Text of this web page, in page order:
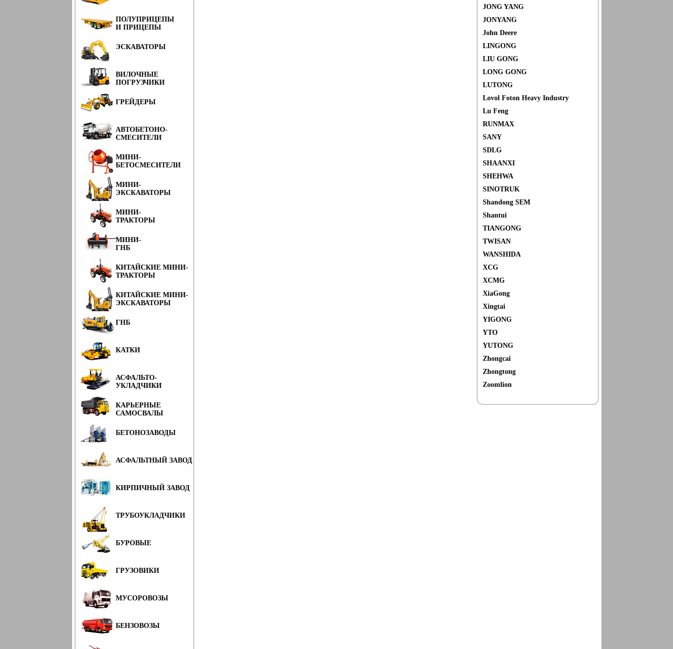
ПОЛУПРИЦЕПЫ
И ПРИЦЕПЫ
ЭСКАВАТОРЫ
ВИЛОЧНЫЕ
ПОГРУЗЧИКИ
ГРЕЙДЕРЫ
АВТОБЕТОНО-
СМЕСИТЕЛИ
МИНИ-
БЕТОСМЕСИТЕЛИ
МИНИ-
ЭКСКАВАТОРЫ
МИНИ-
ТРАКТОРЫ
МИНИ-
ГНБ
КИТАЙСКИЕ МИНИ-
ТРАКТОРЫ
КИТАЙСКИЕ МИНИ-
ЭКСКАВАТОРЫ
ГНБ
КАТКИ
АСФАЛЬТО-
УКЛАДЧИКИ
КАРЬЕРНЫЕ
САМОСВАЛЫ
БЕТОНОЗАВОДЫ
АСФАЛЬТНЫЙ ЗАВОД
КИРПИЧНЫЙ ЗАВОД
ТРУБОУКЛАДЧИКИ
БУРОВЫЕ
ГРУЗОВИКИ
МУСОРОВОЗЫ
БЕНЗОВОЗЫ
JONG YANG
JONYANG
John Deere
LINGONG
LIU GONG
LONG GONG
LUTONG
Lovol Foton Heavy Industry
Lu Feng
RUNMAX
SANY
SDLG
SHAANXI
SHEHWA
SINOTRUK
Shandong SEM
Shantui
TIANGONG
TWISAN
WANSHIDA
XCG
XCMG
XiaGong
Xingtai
YIGONG
YTO
YUTONG
Zhongcai
Zhongtong
Zoomlion